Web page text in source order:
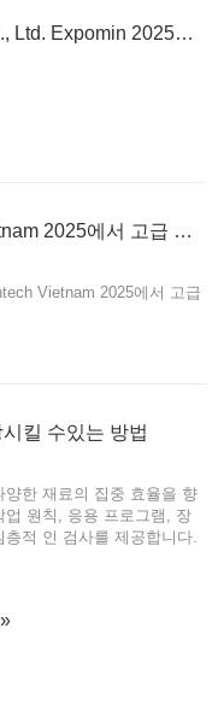
원자력 산업 Yantai Toncin Group Co., Ltd. Expomin 2025에서 혁신적인 여과 솔루션을 선보이기
Toncin 회사는 Hanoi의 Contech Vietnam 2025에서 고급 여과 장비를 선보일 회사
Vietnam 2025에서 고급
킬 수있는 방법
한 재료의 집중 효율을 향
업 원칙, 응용 프로그램, 장
적 인 검사를 제공합니다.
»